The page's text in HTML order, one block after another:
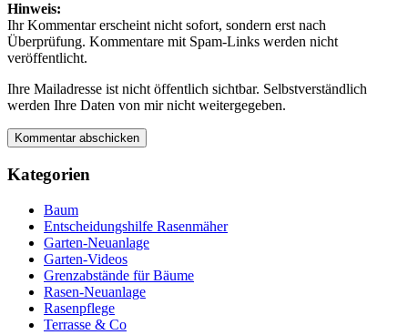
Hinweis:
Ihr Kommentar erscheint nicht sofort, sondern erst nach
Überprüfung. Kommentare mit Spam-Links werden nicht
veröffentlicht.
Ihre Mailadresse ist nicht öffentlich sichtbar. Selbstverständlich
werden Ihre Daten von mir nicht weitergegeben.
Kategorien
Baum
Entscheidungshilfe Rasenmäher
Garten-Neuanlage
Garten-Videos
Grenzabstände für Bäume
Rasen-Neuanlage
Rasenpflege
Terrasse & Co